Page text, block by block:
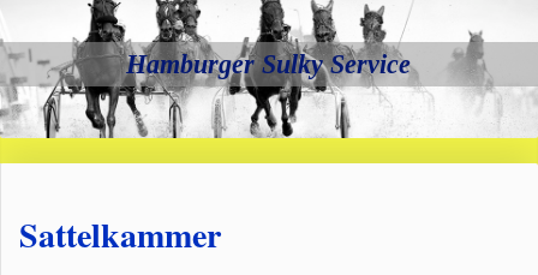
Hamburger Sulky Service
Sattelkammer